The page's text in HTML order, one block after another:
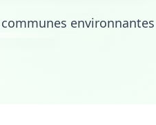
environnantes